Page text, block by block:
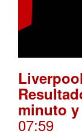
minuto
07:59